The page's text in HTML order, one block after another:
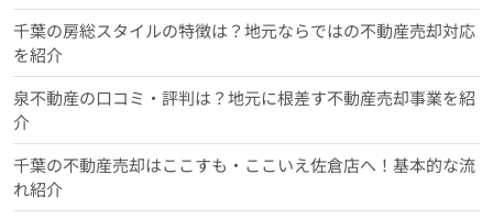
千葉の房総スタイルの特徴は？地元ならではの不動産売却対応
を紹介
泉不動産の口コミ・評判は？地元に根差す不動産売却事業を紹
介
千葉の不動産売却はここすも・ここいえ佐倉店へ！基本的な流
れ紹介